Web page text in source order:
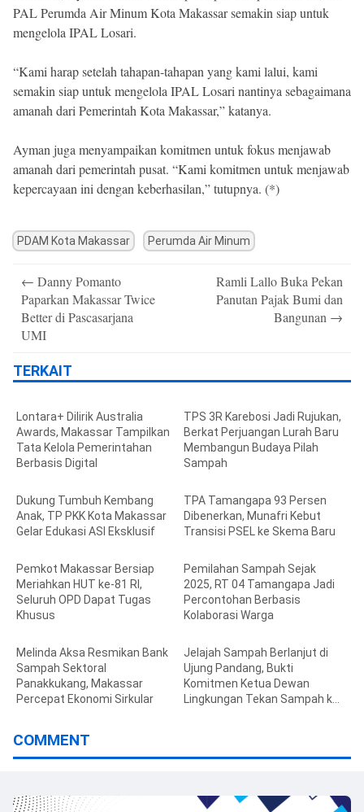
PAL Perumda Air Minum Kota Makassar semakin siap untuk
mengelola IPAL Losari.
“Kami harap setelah tahapan-tahapan yang kami lalui, kami
semakin siap untuk mengelola IPAL Losari nantinya sebagaimana
amanah dari Pemerintah Kota Makassar,” katanya.
Ayman juga menyampaikan komitmen untuk fokus menjawab
amanah dari pemerintah pusat. “Kami komitmen untuk menjawab
kepercayaan ini dengan keberhasilan,” tutupnya. (*)
PDAM Kota Makassar Perumda Air Minum
navigation
← Danny Pomanto
Paparkan Makassar Twice
Better di Pascasarjana
UMI
Ramli Lallo Buka Pekan
Panutan Pajak Bumi dan
Bangunan →
TERKAIT
Lontara+ Dilirik Australia
Awards, Makassar Tampilkan
Tata Kelola Pemerintahan
Berbasis Digital
TPS 3R Karebosi Jadi Rujukan,
Berkat Perjuangan Lurah Baru
Membangun Budaya Pilah
Sampah
Dukung Tumbuh Kembang
Anak, TP PKK Kota Makassar
Gelar Edukasi ASI Eksklusif
TPA Tamangapa 93 Persen
Dibenerkan, Munafri Kebut
Transisi PSEL ke Skema Baru
Pemkot Makassar Bersiap
Meriahkan HUT ke-81 RI,
Seluruh OPD Dapat Tugas
Khusus
Pemilahan Sampah Sejak
2025, RT 04 Tamangapa Jadi
Percontohan Berbasis
Kolaborasi Warga
Melinda Aksa Resmikan Bank
Sampah Sektoral
Panakkukang, Makassar
Percepat Ekonomi Sirkular
Jelajah Sampah Berlanjut di
Ujung Pandang, Bukti
Komitmen Ketua Dewan
Lingkungan Tekan Sampah ke
COMMENT